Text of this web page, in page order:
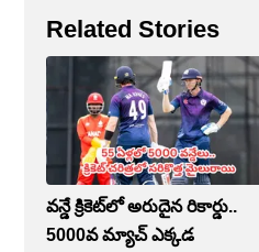
Related Stories
వన్డే క్రికెట్‌లో అరుదైన రికార్డు..
5000వ మ్యాచ్ ఎక్కడ